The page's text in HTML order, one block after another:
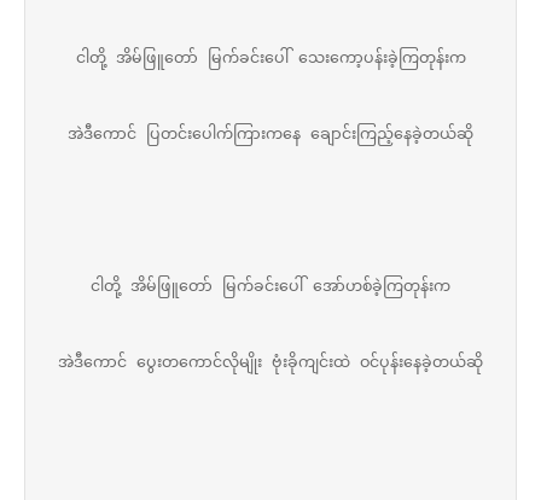
ငါတို့ အိမ်ဖြူတော် မြက်ခင်းပေါ် သေးကော့ပန်းခဲ့ကြတုန်းက
အဲဒီကောင် ပြတင်းပေါက်ကြားကနေ ချောင်းကြည့်နေခဲ့တယ်ဆို
ငါတို့ အိမ်ဖြူတော် မြက်ခင်းပေါ် အော်ဟစ်ခဲ့ကြတုန်းက
အဲဒီကောင် ပွေးတကောင်လိုမျိုး ဗုံးခိုကျင်းထဲ ဝင်ပုန်းနေခဲ့တယ်ဆို